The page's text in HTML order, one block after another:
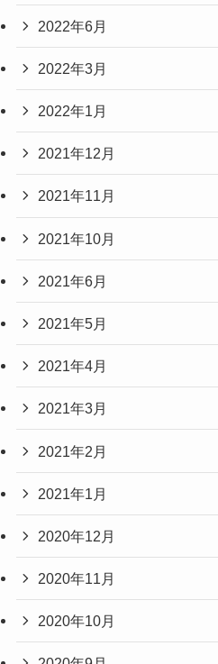
2022年6月
2022年3月
2022年1月
2021年12月
2021年11月
2021年10月
2021年6月
2021年5月
2021年4月
2021年3月
2021年2月
2021年1月
2020年12月
2020年11月
2020年10月